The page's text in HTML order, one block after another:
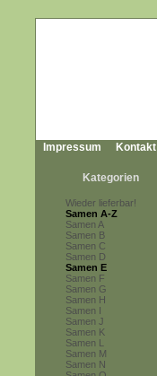
Impressum Kontakt
Kategorien
Wieder lieferbar!
Samen A-Z
Samen A
Samen B
Samen C
Samen D
Samen E
Samen F
Samen G
Samen H
Samen I
Samen J
Samen K
Samen L
Samen M
Samen N